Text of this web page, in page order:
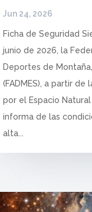
Jun 24, 2026
Ficha de Seguridad
junio de 2026, la
Deportes de
(FADMES), a partir
por el Espacio
informa de las
alta...